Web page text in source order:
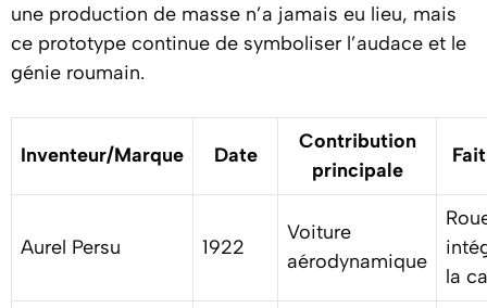
une production de masse n’a jamais eu lieu, mais
ce prototype continue de symboliser l’audace et le
génie roumain.
Inventeur/Marque Date
Contribution
principale
Aurel Persu 1922
Voiture
aérodynamique
la